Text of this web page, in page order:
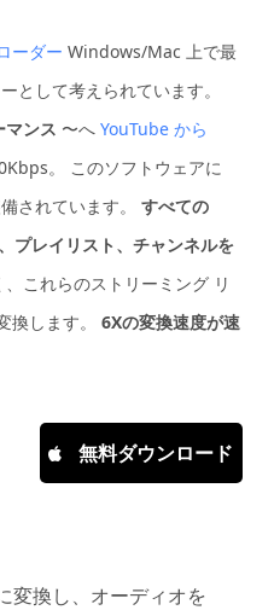
ーダー Windows/Mac 上で最
として考えられています。
マンス 〜へYouTube から
。 このソフトウェアに
されています。
すべての
プレイリスト、チャンネルを
、これらのストリーミング リ
換します。6Xの変換速度が速
無料ダウンロード
変換し、オーディオを